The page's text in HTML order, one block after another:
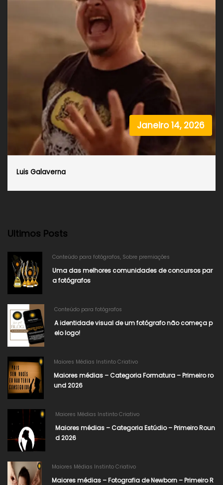
Janeiro 14, 2026
Luis Galaverna
Ultimos Posts
Conteúdo para fotógrafos, Sobre premiações
Uma das melhores comunidades de concursos par
a fotógrafos
Conteúdo para fotógrafos
A identidade visual de um fotógrafo não começa p
elo logo!
Maiores Médias Instinto Criativo
Maiores médias – Categoria Formatura – Primeiro ro
und 2026
Maiores Médias Instinto Criativo
Maiores médias – Categoria Estúdio – Primeiro Roun
d 2026
Maiores Médias Instinto Criativo
Maiores médias – Fotografia de Newborn – Primeiro R